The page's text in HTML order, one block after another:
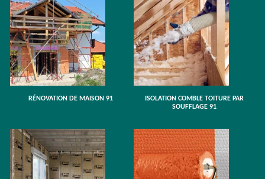
RÉNOVATION DE MAISON 91
ISOLATION COMBLE TOITURE PAR
SOUFFLAGE 91